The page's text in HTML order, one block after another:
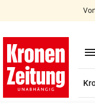
account_circle Anmelden
menu